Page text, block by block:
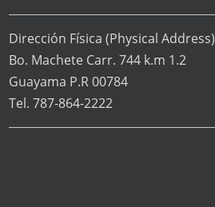
Dirección Física (Physical Address)
Bo. Machete Carr. 744 k.m 1.2
Guayama P.R 00784
Tel. 787-864-2222